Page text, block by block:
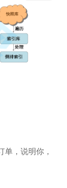
，说明你，